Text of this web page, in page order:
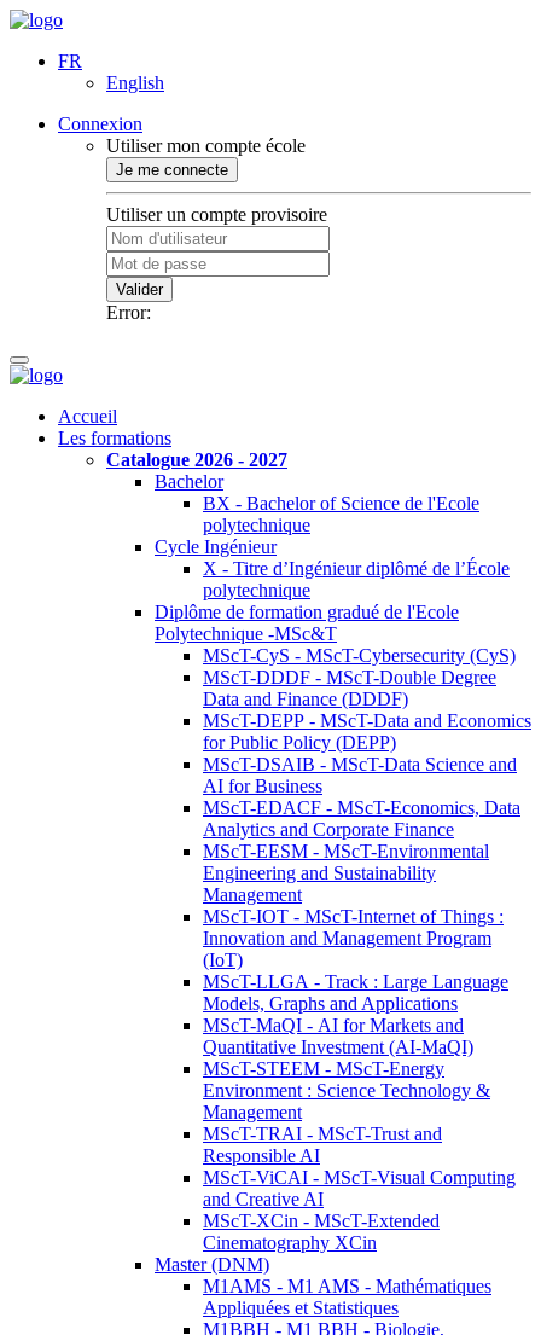
FR
English
Connexion
Utiliser mon compte école
Je me connecte
Utiliser un compte provisoire
Valider
Error:
Accueil
Les formations
Catalogue 2026 - 2027
Bachelor
BX - Bachelor of Science de l'Ecole
polytechnique
Cycle Ingénieur
X - Titre d’Ingénieur diplômé de l’École
polytechnique
Diplôme de formation gradué de l'Ecole
Polytechnique -MSc&T
MScT-CyS - MScT-Cybersecurity (CyS)
MScT-DDDF - MScT-Double Degree
Data and Finance (DDDF)
MScT-DEPP - MScT-Data and Economics
for Public Policy (DEPP)
MScT-DSAIB - MScT-Data Science and
AI for Business
MScT-EDACF - MScT-Economics, Data
Analytics and Corporate Finance
MScT-EESM - MScT-Environmental
Engineering and Sustainability
Management
MScT-IOT - MScT-Internet of Things :
Innovation and Management Program
(IoT)
MScT-LLGA - Track : Large Language
Models, Graphs and Applications
MScT-MaQI - AI for Markets and
Quantitative Investment (AI-MaQI)
MScT-STEEM - MScT-Energy
Environment : Science Technology &
Management
MScT-TRAI - MScT-Trust and
Responsible AI
MScT-ViCAI - MScT-Visual Computing
and Creative AI
MScT-XCin - MScT-Extended
Cinematography XCin
Master (DNM)
M1AMS - M1 AMS - Mathématiques
Appliquées et Statistiques
M1BBH - M1 BBH - Biologie,